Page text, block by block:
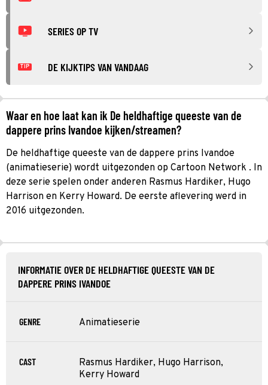
SERIES OP TV
TIP DE KIJKTIPS VAN VANDAAG
Waar en hoe laat kan ik De heldhaftige queeste van de
dappere prins Ivandoe kijken/streamen?
De heldhaftige queeste van de dappere prins Ivandoe
(animatieserie) wordt uitgezonden op Cartoon Network . In
deze serie spelen onder anderen Rasmus Hardiker, Hugo
Harrison en Kerry Howard. De eerste aflevering werd in
2016 uitgezonden.
INFORMATIE OVER DE HELDHAFTIGE QUEESTE VAN DE
DAPPERE PRINS IVANDOE
GENRE Animatieserie
CAST
Rasmus Hardiker, Hugo Harrison,
Kerry Howard